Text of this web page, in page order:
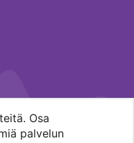
Osa
palvelun